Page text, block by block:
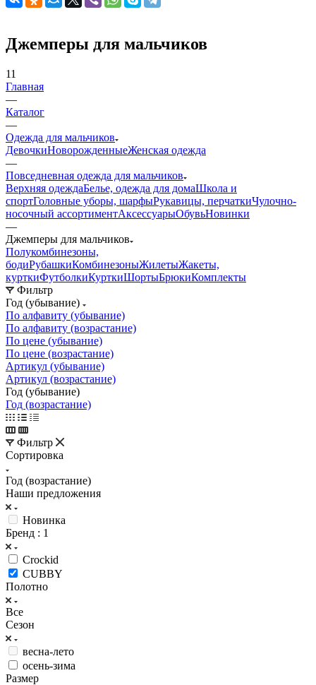
Джемперы для мальчиков
11
Главная
—
Каталог
—
Одежда для мальчиков
ДевочкиНоворожденныеЖенская одежда
—
Повседневная одежда для мальчиков
Верхняя одеждаБелье, одежда для домаШкола и
спортГоловные уборы, шарфыРукавицы, перчаткиЧулочно-
носочный ассортиментАксессуарыОбувьНовинки
—
Джемперы для мальчиков
Полукомбинезоны,
бодиРубашкиКомбинезоныЖилетыЖакеты,
курткиФутболкиКурткиШортыБрюкиКомплекты
Фильтр
Год (убывание)
По алфавиту (убывание)
По алфавиту (возрастание)
По цене (убывание)
По цене (возрастание)
Артикул (убывание)
Артикул (возрастание)
Год (убывание)
Год (возрастание)
Фильтр
Сортировка
Год (возрастание)
Наши предложения
Hoвинкa
Бренд : 1
Crockid
CUBBY
Полотно
Все
Сезон
весна-лето
осень-зима
Размер